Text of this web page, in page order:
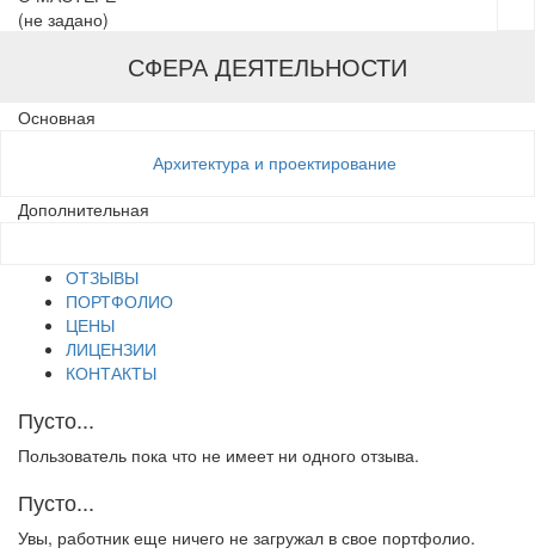
(не задано)
СФЕРА ДЕЯТЕЛЬНОСТИ
Основная
Архитектура и проектирование
Дополнительная
ОТЗЫВЫ
ПОРТФОЛИО
ЦЕНЫ
ЛИЦЕНЗИИ
КОНТАКТЫ
Пусто...
Пользователь пока что не имеет ни одного отзыва.
Пусто...
Увы, работник еще ничего не загружал в свое портфолио.